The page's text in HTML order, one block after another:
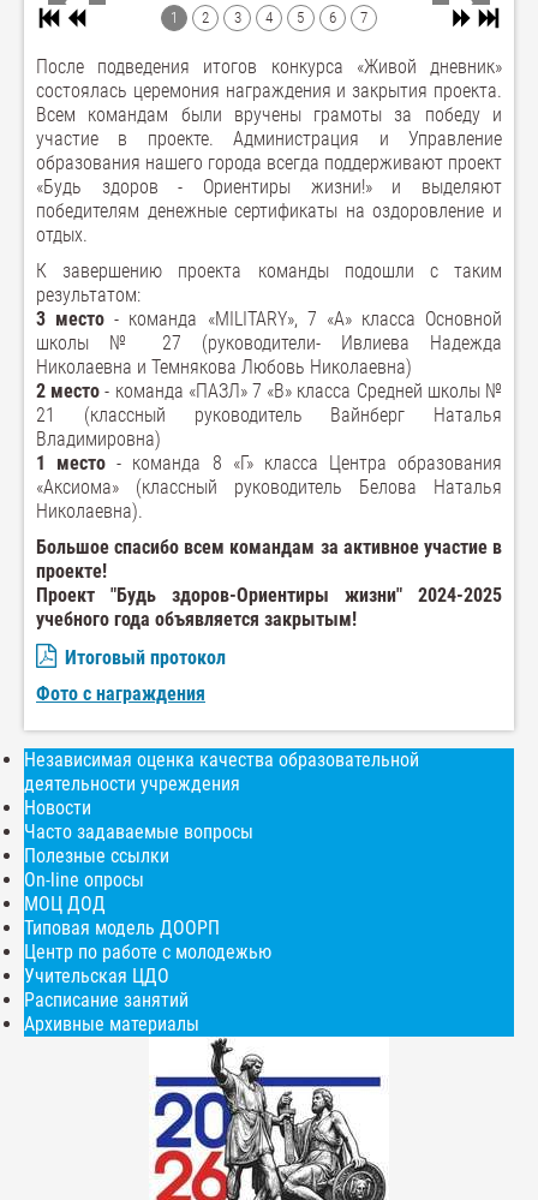
1 2 3 4 5 6 7
После подведения итогов конкурса «Живой дневник»
состоялась церемония награждения и закрытия проекта.
Всем командам были вручены грамоты за победу и
участие в проекте. Администрация и Управление
образования нашего города всегда поддерживают проект
«Будь здоров - Ориентиры жизни!» и выделяют
победителям денежные сертификаты на оздоровление и
отдых.
К завершению проекта команды подошли с таким
результатом:
3 место- команда «MILITARY», 7 «А» класса Основной
школы № 27 (руководители- Ивлиева Надежда
Николаевна и Темнякова Любовь Николаевна)
2 место- команда «ПАЗЛ» 7 «В» класса Средней школы №
21 (классный руководитель Вайнберг Наталья
Владимировна)
1 место - команда 8 «Г» класса Центра образования
«Аксиома» (классный руководитель Белова Наталья
Николаевна).
Большое спасибо всем командам за активное участие в
проекте!
Проект "Будь здоров-Ориентиры жизни" 2024-2025
учебного года объявляется закрытым!
Итоговый протокол
Фото с награждения
Независимая оценка качества образовательной
деятельности учреждения
Новости
Часто задаваемые вопросы
Полезные ссылки
On-line опросы
МОЦ ДОД
Типовая модель ДООРП
Центр по работе с молодежью
Учительская ЦДО
Расписание занятий
Архивные материалы